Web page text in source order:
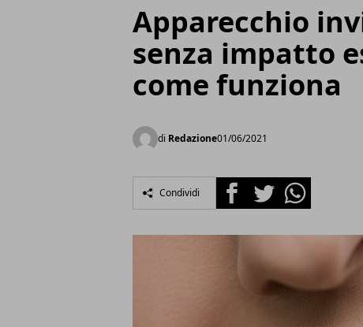
Apparecchio
senza impatto
come funziona
di Redazione01/06/2021
Condividi FacebookTwitterWhatsapp